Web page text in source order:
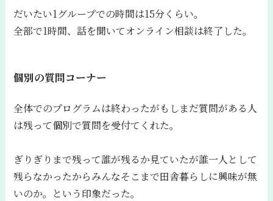
だいたい1グループでの時間は15分くらい。
全部で1時間、話を聞いてオンライン相談は終了した。
個別の質問コーナー
全体でのプログラムは終わったがもしまだ質問がある人
は残って個別で質問を受付てくれた。
ぎりぎりまで残って誰が残るか見ていたが誰一人として
残らなかったからみんなそこまで田舎暮らしに興味が無
いのか。という印象だった。